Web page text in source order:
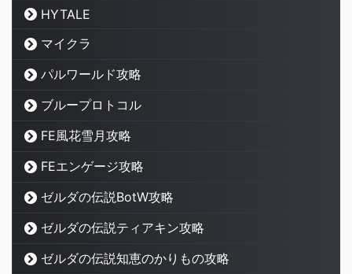
HYTALE
マイクラ
パルワールド攻略
ブループロトコル
FE風花雪月攻略
FEエンゲージ攻略
ゼルダの伝説BotW攻略
ゼルダの伝説ティアキン攻略
ゼルダの伝説知恵のかりもの攻略